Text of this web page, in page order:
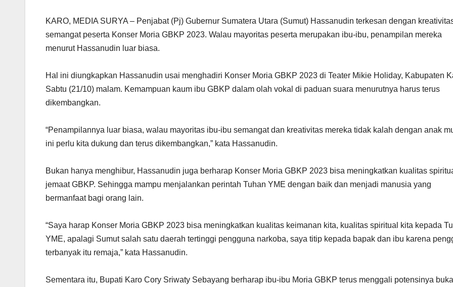
KARO, MEDIA SURYA – Penjabat (Pj) Gubernur Sumatera Utara (Sumut) Hassanudin terkesan dengan
semangat peserta Konser Moria GBKP 2023. Walau mayoritas peserta merupakan ibu-ibu, penampilan mereka
menurut Hassanudin luar biasa.
Hal ini diungkapkan Hassanudin usai menghadiri Konser Moria GBKP 2023 di Teater Mikie Holiday, Kabupaten
Sabtu (21/10) malam. Kemampuan kaum ibu GBKP dalam olah vokal di paduan suara menurutnya harus terus
dikembangkan.
“Penampilannya luar biasa, walau mayoritas ibu-ibu semangat dan kreativitas mereka tidak kalah dengan anak
ini perlu kita dukung dan terus dikembangkan,” kata Hassanudin.
Bukan hanya menghibur, Hassanudin juga berharap Konser Moria GBKP 2023 bisa meningkatkan kualitas
jemaat GBKP. Sehingga mampu menjalankan perintah Tuhan YME dengan baik dan menjadi manusia yang
bermanfaat bagi orang lain.
“Saya harap Konser Moria GBKP 2023 bisa meningkatkan kualitas keimanan kita, kualitas spiritual kita kepada
YME, apalagi Sumut salah satu daerah tertinggi pengguna narkoba, saya titip kepada bapak dan ibu karena
terbanyak itu remaja,” kata Hassanudin.
Sementara itu, Bupati Karo Cory Sriwaty Sebayang berharap ibu-ibu Moria GBKP terus menggali potensinya